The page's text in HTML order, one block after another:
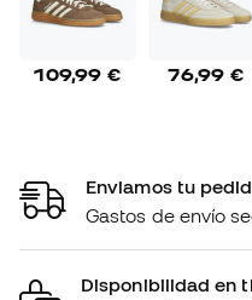
109,99 € 76,99 €
Enviamos tu
Gastos de envío
Disponibilidad en